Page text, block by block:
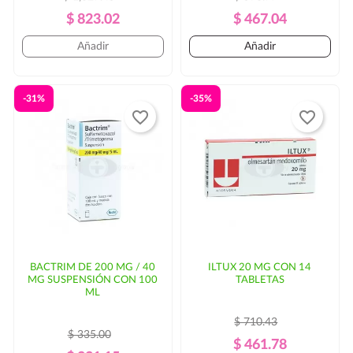
Precio
Regular
Precio
$ 823.02
Añadir
Precio
Regular
Precio
$ 467.04
Añadir
BACTRIM DE 200 MG / 40
MG SUSPENSIÓN CON 100
ML
$ 335.00
-31%
favorite_border
ILTUX 20 MG CON 14
TABLETAS
Precio
$ 710.43
Precio
$ 461.78
-35%
favorite_border